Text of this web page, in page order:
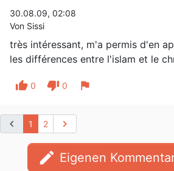
30.08.09, 02:08
Von Sissi
très intéressant, m'a permis d'en
les différences entre l'islam et le
thumb_up 0 thumb_down 0 flag
chevron_left 1 2 chevron_right
edit Eigenen